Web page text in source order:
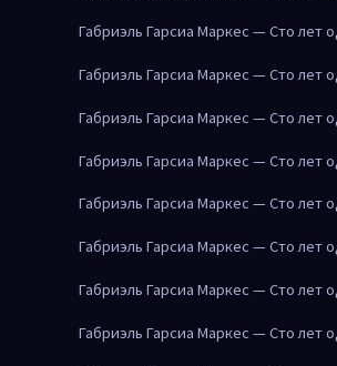
Габриэль Гарсиа Маркес — Сто лет
Габриэль Гарсиа Маркес — Сто лет
Габриэль Гарсиа Маркес — Сто лет
Габриэль Гарсиа Маркес — Сто лет
Габриэль Гарсиа Маркес — Сто лет
Габриэль Гарсиа Маркес — Сто лет
Габриэль Гарсиа Маркес — Сто лет
Габриэль Гарсиа Маркес — Сто лет